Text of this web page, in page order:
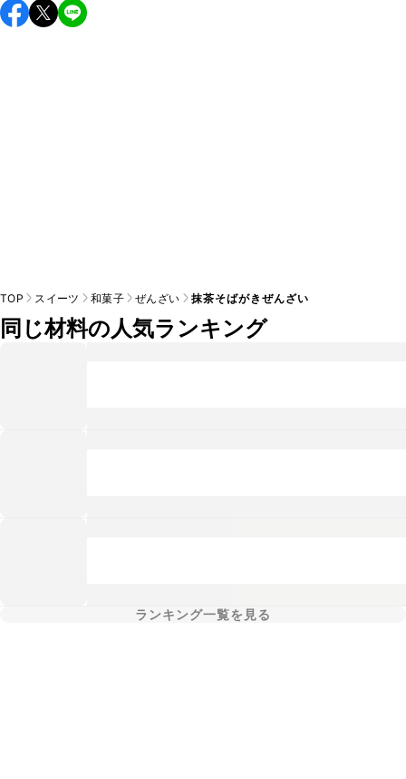
保存期間は冷蔵で翌日中が目安です。なるべくお早めにお召
し上がりください。
TOP スイーツ 和菓子 ぜんざい 抹茶そばがきぜんざい
同じ材料の人気ランキング
ランキング一覧を見る